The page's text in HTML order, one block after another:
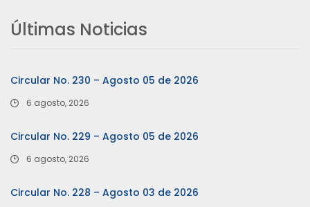
Últimas Noticias
Circular No. 230 – Agosto 05 de 2026
6 agosto, 2026
Circular No. 229 – Agosto 05 de 2026
6 agosto, 2026
Circular No. 228 – Agosto 03 de 2026